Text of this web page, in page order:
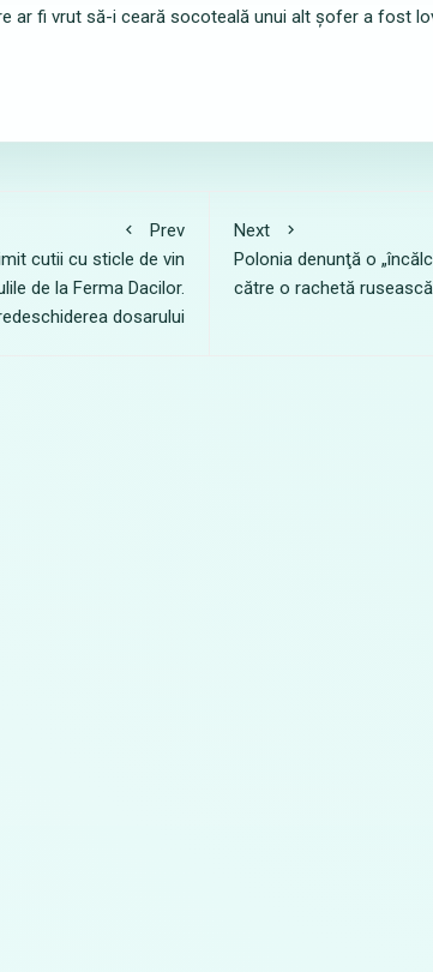
ar fi vrut să-i ceară socoteală unui alt șofer a fost
Prev
cutii cu sticle de vin
de la Ferma Dacilor.
dosarului
Next
Polonia denunţă o
către o rachetă rusească